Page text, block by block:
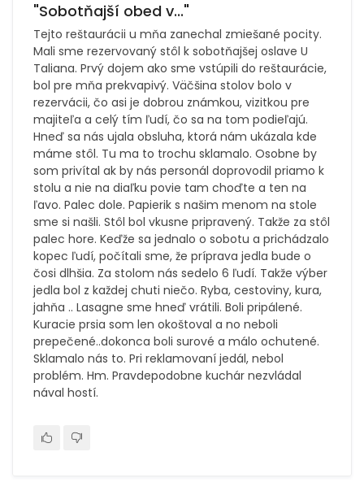
"Sobotňajší obed v..."
Tejto reštaurácii u mňa zanechal zmiešané pocity.
Mali sme rezervovaný stôl k sobotňajšej oslave U
Taliana. Prvý dojem ako sme vstúpili do reštaurácie,
bol pre mňa prekvapivý. Väčšina stolov bolo v
rezervácii, čo asi je dobrou známkou, vizitkou pre
majiteľa a celý tím ľudí, čo sa na tom podieľajú.
Hneď sa nás ujala obsluha, ktorá nám ukázala kde
máme stôl. Tu ma to trochu sklamalo. Osobne by
som privítal ak by nás personál doprovodil priamo k
stolu a nie na diaľku povie tam choďte a ten na
ľavo. Palec dole. Papierik s našim menom na stole
sme si našli. Stôl bol vkusne pripravený. Takže za stôl
palec hore. Keďže sa jednalo o sobotu a prichádzalo
kopec ľudí, počítali sme, že príprava jedla bude o
čosi dlhšia. Za stolom nás sedelo 6 ľudí. Takže výber
jedla bol z každej chuti niečo. Ryba, cestoviny, kura,
jahňa .. Lasagne sme hneď vrátili. Boli pripálené.
Kuracie prsia som len okoštoval a no neboli
prepečené..dokonca boli surové a málo ochutené.
Sklamalo nás to. Pri reklamovaní jedál, nebol
problém. Hm. Pravdepodobne kuchár nezvládal
nával hostí.